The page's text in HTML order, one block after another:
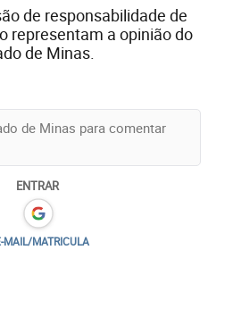
de responsabilidade de
representam a opinião do
de Minas.
ENTRAR
MAIL/MATRICULA